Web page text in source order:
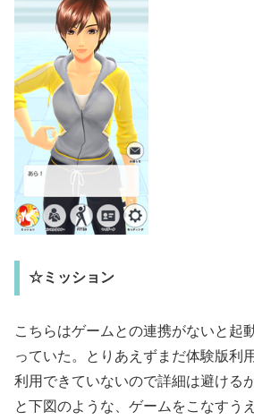
☆ミッション
こちらはゲームとの連携がないと起
っていた。とりあえずまだ体験版利
利用できていないので詳細は避ける
と下図のような、ゲームをこなすう